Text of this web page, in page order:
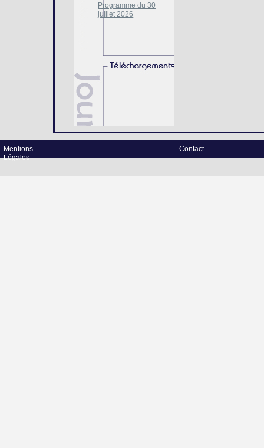
Programme du 30
juillet 2026
Mentions
Légales
Contact